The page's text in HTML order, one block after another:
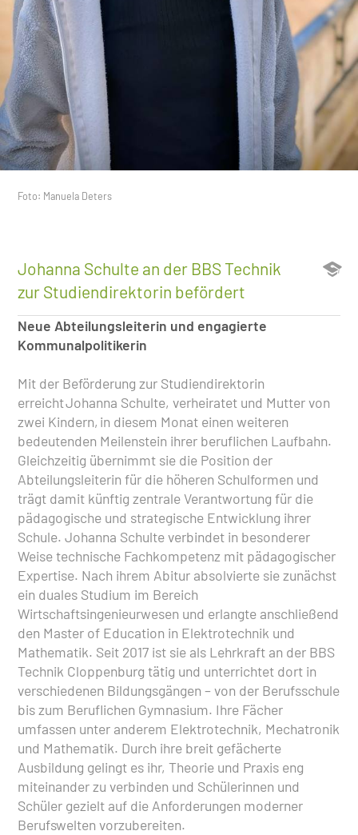
Foto: Manuela Deters
Johanna Schulte an der BBS Technik
zur Studiendirektorin befördert
Neue Abteilungsleiterin und engagierte
Kommunalpolitikerin
Mit der Beförderung zur Studiendirektorin
erreicht Johanna Schulte, verheiratet und Mutter von
zwei Kindern, in diesem Monat einen weiteren
bedeutenden Meilenstein ihrer beruflichen Laufbahn.
Gleichzeitig übernimmt sie die Position der
Abteilungsleiterin für die höheren Schulformen und
trägt damit künftig zentrale Verantwortung für die
pädagogische und strategische Entwicklung ihrer
Schule. Johanna Schulte verbindet in besonderer
Weise technische Fachkompetenz mit pädagogischer
Expertise. Nach ihrem Abitur absolvierte sie zunächst
ein duales Studium im Bereich
Wirtschaftsingenieurwesen und erlangte anschließend
den Master of Education in Elektrotechnik und
Mathematik. Seit 2017 ist sie als Lehrkraft an der BBS
Technik Cloppenburg tätig und unterrichtet dort in
verschiedenen Bildungsgängen – von der Berufsschule
bis zum Beruflichen Gymnasium. Ihre Fächer
umfassen unter anderem Elektrotechnik, Mechatronik
und Mathematik. Durch ihre breit gefächerte
Ausbildung gelingt es ihr, Theorie und Praxis eng
miteinander zu verbinden und Schülerinnen und
Schüler gezielt auf die Anforderungen moderner
Berufswelten vorzubereiten.